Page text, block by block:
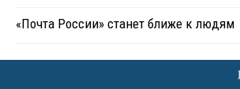
«Почта России» станет ближе к людям